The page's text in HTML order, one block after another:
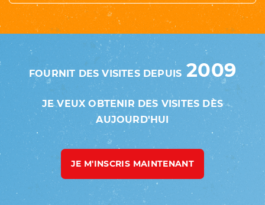
FOURNIT DES VISITES DEPUIS 2009
JE VEUX OBTENIR DES VISITES DÈS
AUJOURD'HUI
JE M'INSCRIS MAINTENANT